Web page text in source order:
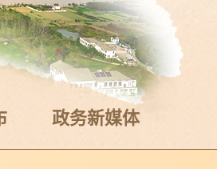
政务新媒体